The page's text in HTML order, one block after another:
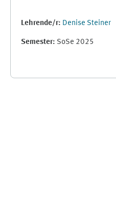
Lehrende/r: Denise Steiner
Semester: SoSe 2025